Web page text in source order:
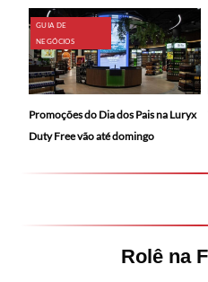
GUIA DE
NEGÓCIOS
Promoções do Dia dos Pais na Luryx
Duty Free vão até domingo
Rolê na